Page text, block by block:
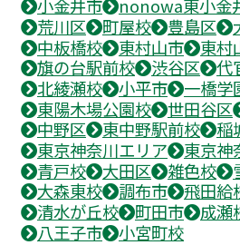
小金井市
nonowa東小金
荒川区
町屋校 豊島区
中板橋校
東村山市 東村
旗の台駅前校
渋谷区 代
北綾瀬校
小平市 一橋学
東陽木場公園校
世田谷区
中野区
東中野駅前校
稲
東京神奈川エリア
東京神
青戸校
大田区 雑色校
大森東校
調布市 飛田給
清水が丘校
町田市 成瀬
八王子市
小宮町校